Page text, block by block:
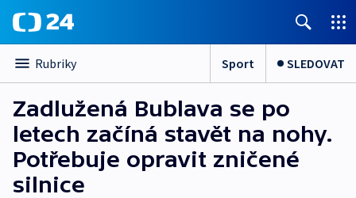
Rubriky Sport SLEDOVAT
Zadlužená Bublava se po
letech začíná stavět na nohy.
Potřebuje opravit zničené
silnice